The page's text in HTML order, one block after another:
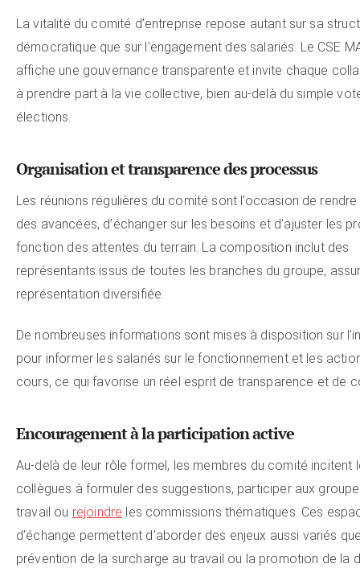
La vitalité du comité d’entreprise repose autant sur sa
démocratique que sur l’engagement des salariés. Le CSE
affiche une gouvernance transparente et invite chaque
à prendre part à la vie collective, bien au-delà du simple
élections.
Organisation et transparence des processus
Les réunions régulières du comité sont l’occasion de
des avancées, d’échanger sur les besoins et d’ajuster les
fonction des attentes du terrain. La composition inclut des
représentants issus de toutes les branches du groupe,
représentation diversifiée.
De nombreuses informations sont mises à disposition sur
pour informer les salariés sur le fonctionnement et les
cours, ce qui favorise un réel esprit de transparence et de
Encouragement à la participation active
Au-delà de leur rôle formel, les membres du comité incitent
collègues à formuler des suggestions, participer aux
travail ou rejoindre les commissions thématiques. Ces
d’échange permettent d’aborder des enjeux aussi variés
prévention de la surcharge au travail ou la promotion de la